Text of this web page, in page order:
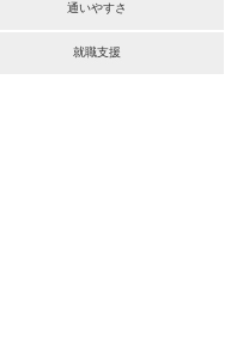
通いやすさ
就職支援